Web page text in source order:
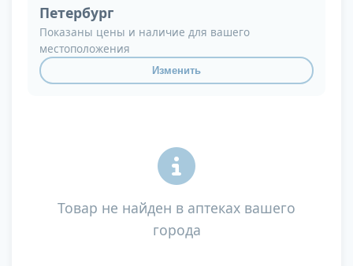
Петербург
Показаны цены и наличие для вашего
местоположения
Изменить
Товар не найден в аптеках вашего
города